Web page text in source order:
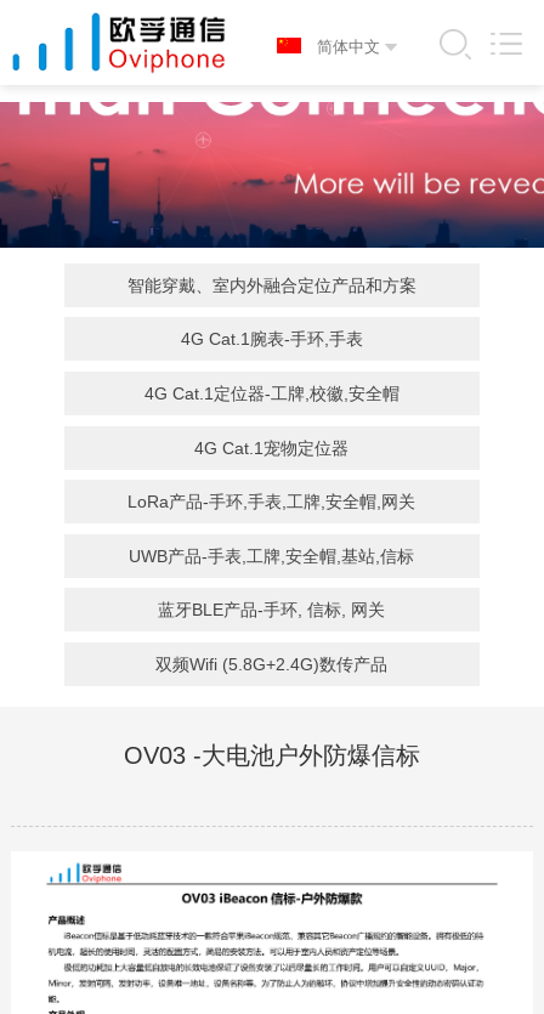
智能穿戴、室内外融合定位产品和方案
4G Cat.1腕表-手环,手表
4G Cat.1定位器-工牌,校徽,安全帽
4G Cat.1宠物定位器
LoRa产品-手环,手表,工牌,安全帽,网关
UWB产品-手表,工牌,安全帽,基站,信标
蓝牙BLE产品-手环, 信标, 网关
双频Wifi (5.8G+2.4G)数传产品
OV03 -大电池户外防爆信标